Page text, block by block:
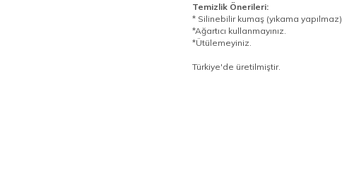
Temizlik Önerileri:
* Silinebilir kumaş (yıkama yapılmaz)
*Ağartıcı kullanmayınız.
*Ütülemeyiniz.
Türkiye'de üretilmiştir.